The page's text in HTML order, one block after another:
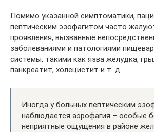
Помимо указанной симптоматики,
пептическим эзофагитом часто
проявления, вызванные
заболеваниями и патологиями
системы, такими как язва желудка,
панкреатит, холецистит и т. д.
Иногда у больных пептическим
наблюдается аэрофагия – особые
неприятные ощущения в районе